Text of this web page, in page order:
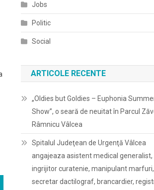
Jobs
Politic
Social
ARTICOLE RECENTE
„Oldies but Goldies – Euphonia
Show”, o seară de neuitat în Parcul
Râmnicu Vâlcea
Spitalul Judeţean de Urgenţă Vâlcea
angajeaza asistent medical generalist,
ingrijitor curatenie, manipulant marfuri,
secretar dactilograf, brancardier,